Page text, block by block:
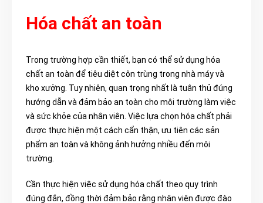
Hóa chất an toàn
Trong trường hợp cần thiết, bạn có thể sử dụng hóa
chất an toàn để tiêu diệt côn trùng trong nhà máy và
kho xưởng. Tuy nhiên, quan trọng nhất là tuân thủ đúng
hướng dẫn và đảm bảo an toàn cho môi trường làm việc
và sức khỏe của nhân viên. Việc lựa chọn hóa chất phải
được thực hiện một cách cẩn thận, ưu tiên các sản
phẩm an toàn và không ảnh hưởng nhiều đến môi
trường.
Cần thực hiện việc sử dụng hóa chất theo quy trình
đúng đắn, đồng thời đảm bảo rằng nhân viên được đào